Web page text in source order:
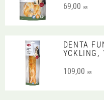
69,00 KR
DENTA
YCKLING,
109,00 KR